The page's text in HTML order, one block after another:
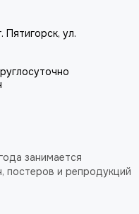
Пятигорск, ул.
занимается
постеров и репродукций